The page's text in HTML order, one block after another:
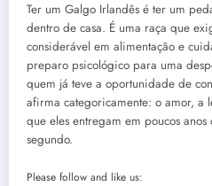
Ter um Galgo Irlandês é ter um
dentro de casa. É uma raça que
considerável em alimentação e
preparo psicológico para uma
quem já teve a oportunidade de
afirma categoricamente: o amor, a
que eles entregam em poucos
segundo.
Please follow and like us: